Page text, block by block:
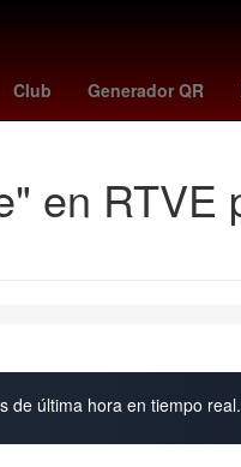
Club Generador QR
o viviendas recuperadas
en
de última hora en tiempo